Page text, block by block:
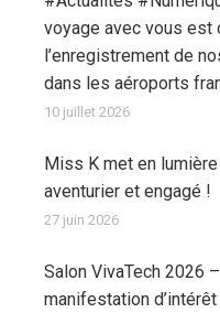
voyage avec vous est
l’enregistrement de
dans les aéroports
10 juillet 2026
Miss K met en
aventurier et engagé !
27 juin 2026
Salon VivaTech 2026
manifestation